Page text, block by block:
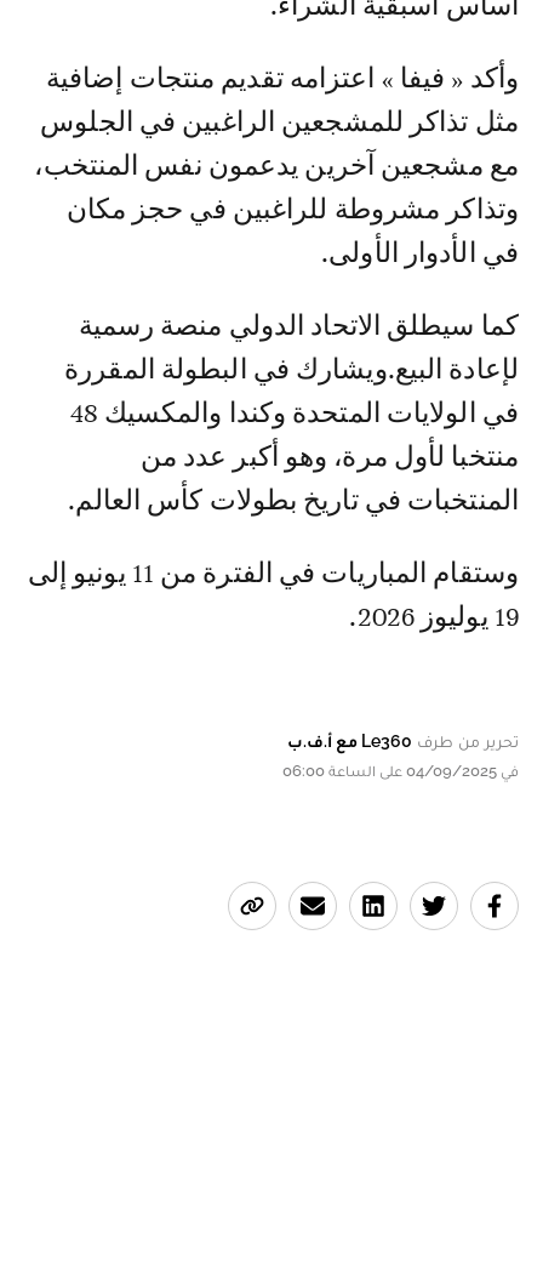
أساس أسبقية الشراء.
وأكد « فيفا » اعتزامه تقديم منتجات إضافية
مثل تذاكر للمشجعين الراغبين في الجلوس
مع مشجعين آخرين يدعمون نفس المنتخب،
وتذاكر مشروطة للراغبين في حجز مكان
في الأدوار الأولى.
كما سيطلق الاتحاد الدولي منصة رسمية
لإعادة البيع.ويشارك في البطولة المقررة
في الولايات المتحدة وكندا والمكسيك 48
منتخبا لأول مرة، وهو أكبر عدد من
المنتخبات في تاريخ بطولات كأس العالم.
وستقام المباريات في الفترة من 11 يونيو إلى
19 يوليوز 2026.
تحرير من طرف Le360 مع أ.ف.ب
في 04/09/2025 على الساعة 06:00